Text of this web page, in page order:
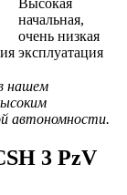
начальная,
очень низкая
эксплуатация
нашем
автономности.
3 PzV